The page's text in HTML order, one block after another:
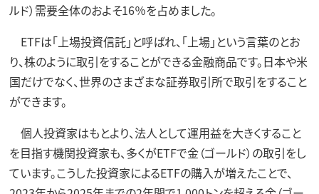
ルド）需要全体のおよそ16％を占めました。
ETFは「上場投資信託」と呼ばれ、「上場」という言葉のとお
り、株のように取引をすることができる金融商品です。日本や米
国だけでなく、世界のさまざまな証券取引所で取引をすること
ができます。
個人投資家はもとより、法人として運用益を大きくすること
を目指す機関投資家も、多くがETFで金（ゴールド）の取引をし
ています。こうした投資家によるETFの購入が増えたことで、